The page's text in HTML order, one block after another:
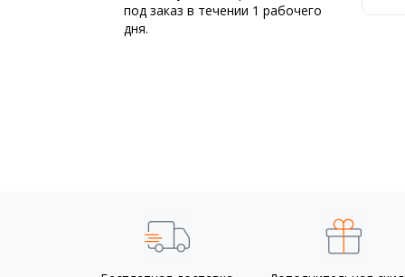
под заказ в течении 1 рабочего
дня.